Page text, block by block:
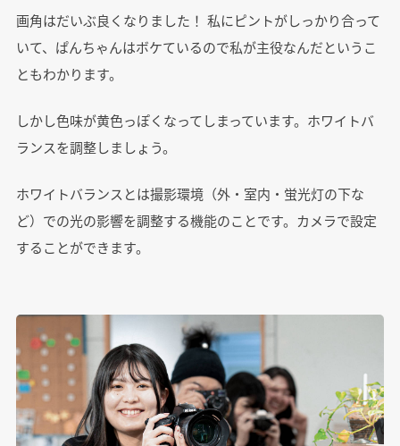
画角はだいぶ良くなりました！ 私にピントがしっかり合って
いて、ぱんちゃんはボケているので私が主役なんだというこ
ともわかります。
しかし色味が黄色っぽくなってしまっています。ホワイトバ
ランスを調整しましょう。
ホワイトバランスとは撮影環境（外・室内・蛍光灯の下な
ど）での光の影響を調整する機能のことです。カメラで設定
することができます。